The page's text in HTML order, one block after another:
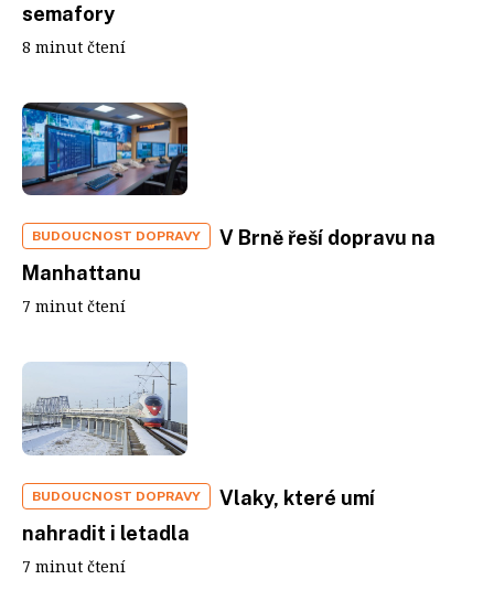
semafory
8 minut čtení
BUDOUCNOST DOPRAVY
V Brně řeší dopravu na
Manhattanu
7 minut čtení
BUDOUCNOST DOPRAVY
Vlaky, které umí
nahradit i letadla
7 minut čtení